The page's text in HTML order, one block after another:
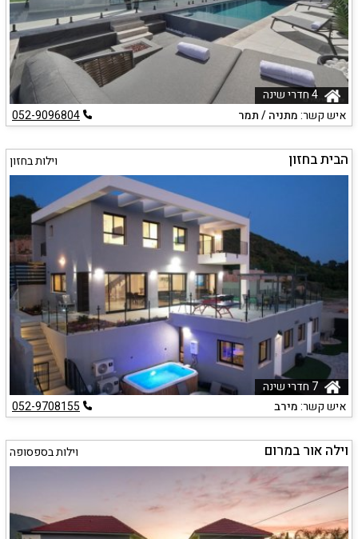
איש קשר:מתניה / תמר 052-9096804
הבית בחזון וילות בחזון
איש קשר:מירב 052-9708155
וילה אור במרום וילות בספסופה